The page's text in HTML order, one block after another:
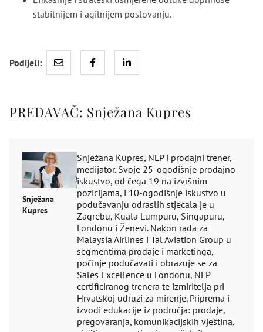
stabilnijem i agilnijem poslovanju.
Podijeli:
PREDAVAČ: Snježana Kupres
Snježana
Kupres
Snježana Kupres, NLP i prodajni trener,
medijator. Svoje 25-ogodišnje prodajno
iskustvo, od čega 19 na izvršnim
pozicijama, i 10-ogodišnje iskustvo u
podučavanju odraslih stjecala je u
Zagrebu, Kuala Lumpuru, Singapuru,
Londonu i Ženevi. Nakon rada za
Malaysia Airlines i Tal Aviation Group u
segmentima prodaje i marketinga,
počinje podučavati i obrazuje se za
Sales Excellence u Londonu, NLP
certificiranog trenera te izmiritelja pri
Hrvatskoj udruzi za mirenje. Priprema i
izvodi edukacije iz područja: prodaje,
pregovaranja, komunikacijskih vještina,